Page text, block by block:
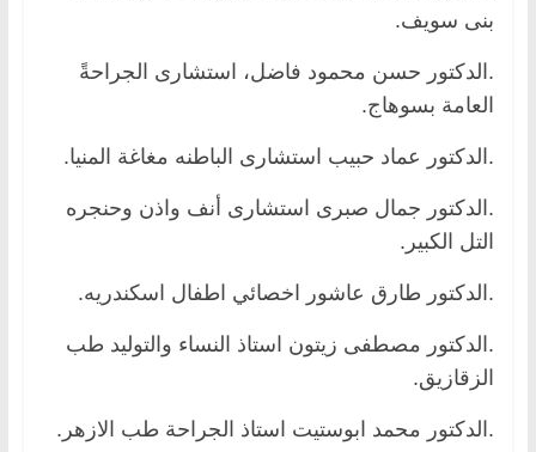
بنى سويف.
.الدكتور حسن محمود فاضل، استشارى الجراحةً
العامة بسوهاج.
.الدكتور عماد حبيب استشارى الباطنه مغاغة المنيا.
.الدكتور جمال صبرى استشارى أنف واذن وحنجره
التل الكبير.
.الدكتور طارق عاشور اخصائي اطفال اسكندريه.
.الدكتور مصطفى زيتون استاذ النساء والتوليد طب
الزقازيق.
.الدكتور محمد ابوستيت استاذ الجراحة طب الازهر.